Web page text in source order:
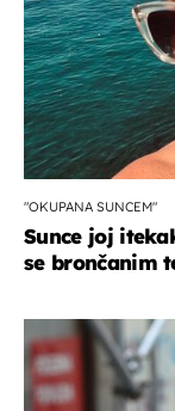
"OKUPANA SUNCEM"
Sunce joj
se brončanim